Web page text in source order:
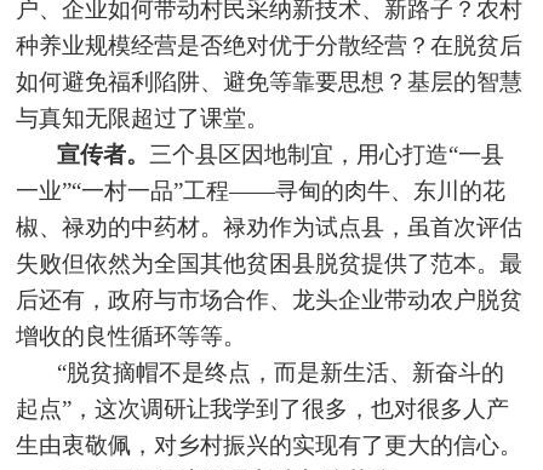
户、企业如何带动村民采纳新技术、新路子？农村
种养业规模经营是否绝对优于分散经营？在脱贫后
如何避免福利陷阱、避免等靠要思想？基层的智慧
与真知无限超过了课堂。
宣传者。 三个县区因地制宜，用心打造“一县
一业”“一村一品”工程——寻甸的肉牛、东川的花
椒、禄劝的中药材。禄劝作为试点县，虽首次评估
失败但依然为全国其他贫困县脱贫提供了范本。最
后还有，政府与市场合作、龙头企业带动农户脱贫
增收的良性循环等等。
“脱贫摘帽不是终点，而是新生活、新奋斗的
起点”，这次调研让我学到了很多，也对很多人产
生由衷敬佩，对乡村振兴的实现有了更大的信心。